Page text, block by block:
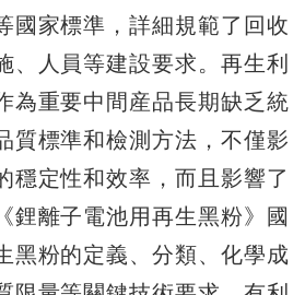
國家標準，詳細規範了回收
、人員等建設要求。再生利
為重要中間産品長期缺乏統
質標準和檢測方法，不僅影
穩定性和效率，而且影響了
鋰離子電池用再生黑粉》國
黑粉的定義、分類、化學成